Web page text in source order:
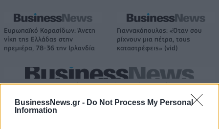
BusinessNews.gr - Do Not Process My Personal
Information
Ευρωπαϊκό Κορασίδων: Άνετη
νίκη της Ελλάδας στην
πρεμιέρα, 78-36 την Ιρλανδία
Γιαννακόπουλος: «Όταν σου
ρίχνουν μια πέτρα, τους
καταστρέφεις» (vid)
ΕΛΣΤΑΤ: Στο 3,4% υποχώρησε ο πληθωρισμός τον Ιούλιο